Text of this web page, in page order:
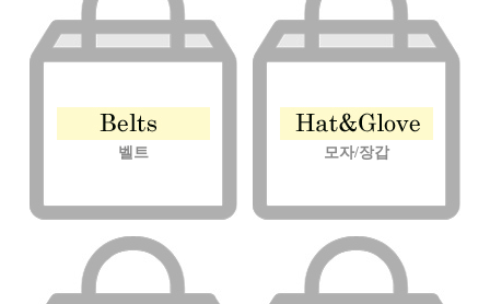
벨트 모자/장갑